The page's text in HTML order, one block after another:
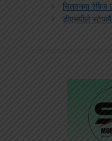
चितवनमा रेबिज
डीएसपीले स्टेजमै